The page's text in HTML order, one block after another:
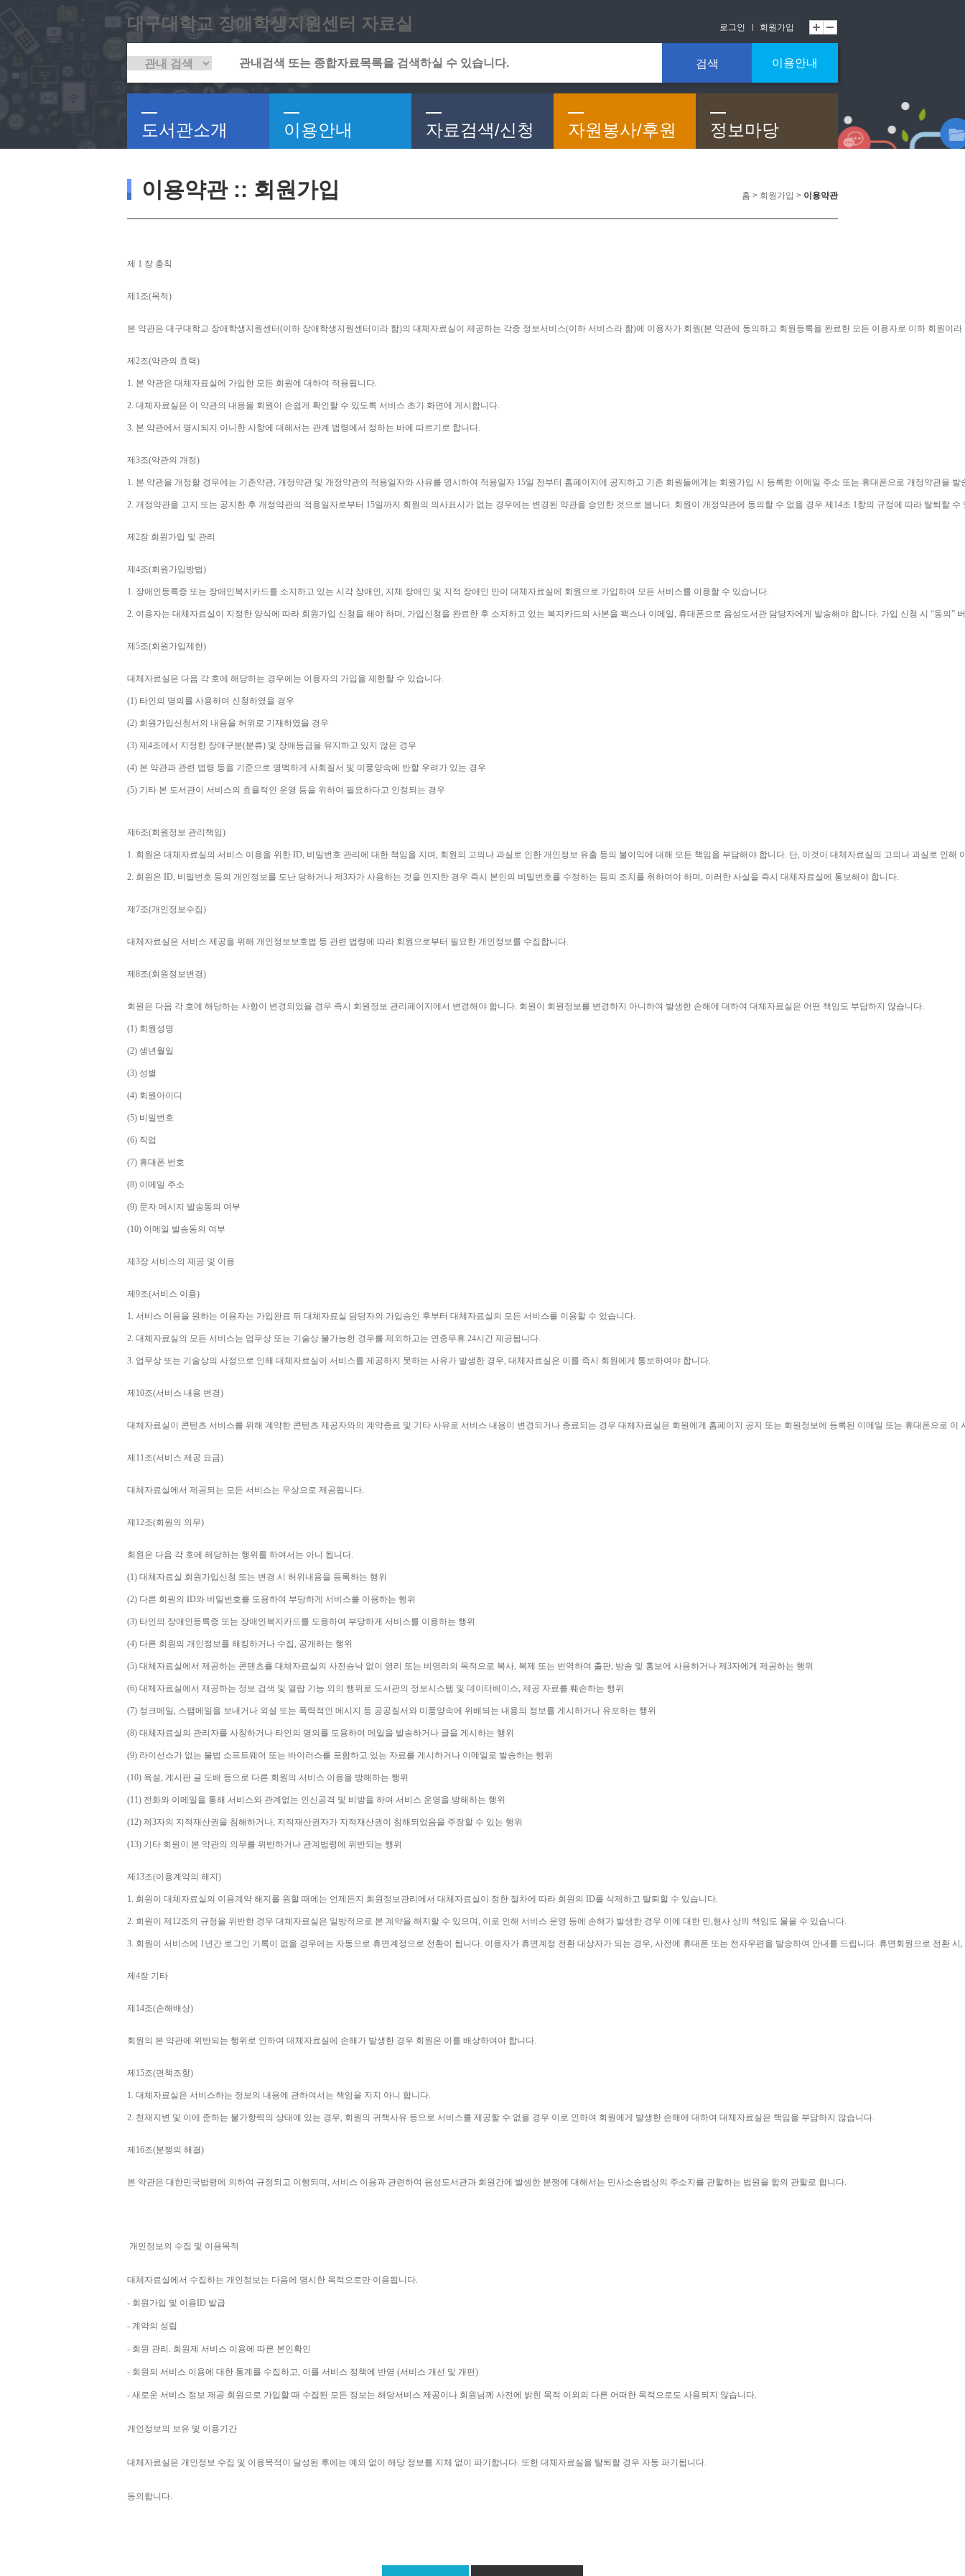
대구대학교 장애학생지원센터 자료실 로그인 회원가입
검색 이용안내
도서관소개 이용안내 자료검색/신청 자원봉사/후원 정보마당
이용약관 :: 회원가입 홈 > 회원가입 > 이용약관
제 1 장 총칙
제 1조(목적)
본 약관은 대구대학교 장애학생지원센터(이하 장애학생지원센터이라 함)의 대체자료실이 제공하는 각종 정보서비스(이하 서비스라 함)에 이용자가 회원(본 약관에 동의하고 회원등록을 완료한 모든 이용자로 이하 회원이라
제 2조(약관의 효력)
1. 본 약관은 대체자료실에 가입한 모든 회원에 대하여 적용됩니다.
2. 대체자료실은 이 약관의 내용을 회원이 손쉽게 확인할 수 있도록 서비스 초기 화면에 게시합니다.
3. 본 약관에서 명시되지 아니한 사항에 대해서는 관계 법령에서 정하는 바에 따르기로 합니다.
제 3조(약관의 개정)
1. 본 약관을 개정할 경우에는 기존약관, 개정약관 및 개정약관의 적용일자와 사유를 명시하여 적용일자 15일 전부터 홈페이지에 공지하고 기존 회원들에게는 회원가입 시 등록한 이메일 주소 또는 휴대폰으로 개정약관을 발
2. 개정약관을 고지 또는 공지한 후 개정약관의 적용일자로부터 15일까지 회원의 의사표시가 없는 경우에는 변경된 약관을 승인한 것으로 봅니다. 회원이 개정약관에 동의할 수 없을 경우 제 14조 1항의 규정에 따라 탈퇴할 수
제 2장 회원가입 및 관리
제 4조(회원가입방법)
1. 장애인등록증 또는 장애인복지카드를 소지하고 있는 시각 장애인, 지체 장애인 및 지적 장애인 만이 대체자료실에 회원으로 가입하여 모든 서비스를 이용할 수 있습니다.
2. 이용자는 대체자료실이 지정한 양식에 따라 회원가입 신청을 해야 하며, 가입신청을 완료한 후 소지하고 있는 복지카드의 사본을 팩스나 이메일 , 휴대폰으로 음성도서관 담당자에게 발송해야 합니다. 가입 신청 시 “동의 ”
제 5조(회원가입제한)
대체자료실은 다음 각 호에 해당하는 경우에는 이용자의 가입을 제한할 수 있습니다.
(1) 타인의 명의를 사용하여 신청하였을 경우
(2) 회원가입신청서의 내용을 허위로 기재하였을 경우
(3) 제 4조에서 지정한 장애구분(분류) 및 장애등급을 유지하고 있지 않은 경우
(4) 본 약관과 관련 법령 등을 기준으로 명백하게 사회질서 및 미풍양속에 반할 우려가 있는 경우
(5) 기타 본 도서관이 서비스의 효율적인 운영 등을 위하여 필요하다고 인정되는 경우
제 6조(회원정보 관리책임)
1. 회원은 대체자료실의 서비스 이용을 위한 ID, 비밀번호 관리에 대한 책임을 지며, 회원의 고의나 과실로 인한 개인정보 유출 등의 불이익에 대해 모든 책임을 부담해야 합니다. 단, 이것이 대체자료실의 고의나 과실로 인해
2. 회원은 ID, 비밀번호 등의 개인정보를 도난 당하거나 제 3자가 사용하는 것을 인지한 경우 즉시 본인의 비밀번호를 수정하는 등의 조치를 취하여야 하며, 이러한 사실을 즉시 대체자료실에 통보해야 합니다.
제 7조(개인정보수집)
대체자료실은 서비스 제공을 위해 개인정보보호법 등 관련 법령에 따라 회원으로부터 필요한 개인정보를 수집합니다.
제 8조(회원정보변경)
회원은 다음 각 호에 해당하는 사항이 변경되었을 경우 즉시 회원정보 관리페이지에서 변경해야 합니다. 회원이 회원정보를 변경하지 아니하여 발생한 손해에 대하여 대체자료실은 어떤 책임도 부담하지 않습니다.
(1) 회원성명
(2) 생년월일
(3) 성별
(4) 회원아이디
(5) 비밀번호
(6) 직업
(7) 휴대폰 번호
(8) 이메일 주소
(9) 문자 메시지 발송동의 여부
(10) 이메일 발송동의 여부
제 3장 서비스의 제공 및 이용
제 9조(서비스 이용)
1. 서비스 이용을 원하는 이용자는 가입완료 뒤 대체자료실 담당자의 가입승인 후부터 대체자료실의 모든 서비스를 이용할 수 있습니다.
2. 대체자료실의 모든 서비스는 업무상 또는 기술상 불가능한 경우를 제외하고는 연중무휴 24시간 제공됩니다.
3. 업무상 또는 기술상의 사정으로 인해 대체자료실이 서비스를 제공하지 못하는 사유가 발생한 경우, 대체자료실은 이를 즉시 회원에게 통보하여야 합니다.
제 10조(서비스 내용 변경)
대체자료실이 콘텐츠 서비스를 위해 계약한 콘텐츠 제공자와의 계약종료 및 기타 사유로 서비스 내용이 변경되거나 종료되는 경우 대체자료실은 회원에게 홈페이지 공지 또는 회원정보에 등록된 이메일 또는 휴대폰으로 이
제 11조(서비스 제공 요금)
대체자료실에서 제공되는 모든 서비스는 무상으로 제공됩니다.
제 12조(회원의 의무)
회원은 다음 각 호에 해당하는 행위를 하여서는 아니 됩니다.
(1) 대체자료실 회원가입신청 또는 변경 시 허위내용을 등록하는 행위
(2) 다른 회원의 ID와 비밀번호를 도용하여 부당하게 서비스를 이용하는 행위
(3) 타인의 장애인등록증 또는 장애인복지카드를 도용하여 부당하게 서비스를 이용하는 행위
(4) 다른 회원의 개인정보를 해킹하거나 수집, 공개하는 행위
(5) 대체자료실에서 제공하는 콘텐츠를 대체자료실의 사전승낙 없이 영리 또는 비영리의 목적으로 복사, 복제 또는 번역하여 출판, 방송 및 홍보에 사용하거나 제 3자에게 제공하는 행위
(6) 대체자료실에서 제공하는 정보 검색 및 열람 기능 외의 행위로 도서관의 정보시스템 및 데이터베이스, 제공 자료를 훼손하는 행위
(7) 정크메일 , 스팸메일을 보내거나 외설 또는 폭력적인 메시지 등 공공질서와 미풍양속에 위배되는 내용의 정보를 게시하거나 유포하는 행위
(8) 대체자료실의 관리자를 사칭하거나 타인의 명의를 도용하여 메일을 발송하거나 글을 게시하는 행위
(9) 라이선스가 없는 불법 소프트웨어 또는 바이러스를 포함하고 있는 자료를 게시하거나 이메일로 발송하는 행위
(10) 욕설, 게시판 글 도배 등으로 다른 회원의 서비스 이용을 방해하는 행위
(11) 전화와 이메일을 통해 서비스와 관계없는 인신공격 및 비방을 하여 서비스 운영을 방해하는 행위
(12) 제 3자의 지적재산권을 침해하거나, 지적재산권자가 지적재산권이 침해되었음을 주장할 수 있는 행위
(13) 기타 회원이 본 약관의 의무를 위반하거나 관계법령에 위반되는 행위
제 13조(이용계약의 해지 )
1. 회원이 대체자료실의 이용계약 해지를 원할 때에는 언제든지 회원정보관리에서 대체자료실이 정한 절차에 따라 회원의 ID를 삭제하고 탈퇴할 수 있습니다.
2. 회원이 제 12조의 규정을 위반한 경우 대체자료실은 일방적으로 본 계약을 해지할 수 있으며, 이로 인해 서비스 운영 등에 손해가 발생한 경우 이에 대한 민,형사 상의 책임도 물을 수 있습니다.
3. 회원이 서비스에 1년간 로그인 기록이 없을 경우에는 자동으로 휴면계정으로 전환이 됩니다. 이용자가 휴면계정 전환 대상자가 되는 경우, 사전에 휴대폰 또는 전자우편을 발송하여 안내를 드립니다. 휴면회원으로 전환 시 ,
제 4장 기타
제 14조(손해배상)
회원의 본 약관에 위반되는 행위로 인하여 대체자료실에 손해가 발생한 경우 회원은 이를 배상하여야 합니다.
제 15조(면책조항)
1. 대체자료실은 서비스하는 정보의 내용에 관하여서는 책임을 지지 아니 합니다.
2. 천재지변 및 이에 준하는 불가항력의 상태에 있는 경우, 회원의 귀책사유 등으로 서비스를 제공할 수 없을 경우 이로 인하여 회원에게 발생한 손해에 대하여 대체자료실은 책임을 부담하지 않습니다.
제 16조(분쟁의 해결)
본 약관은 대한민국법령에 의하여 규정되고 이행되며, 서비스 이용과 관련하여 음성도서관과 회원간에 발생한 분쟁에 대해서는 민사소송법상의 주소지를 관할하는 법원을 합의 관할로 합니다.
개인정보의 수집 및 이용목적
대체자료실에서 수집하는 개인정보는 다음에 명시한 목적으로만 이용됩니다.
- 회원가입 및 이용ID 발급
- 계약의 성립
- 회원 관리 . 회원제 서비스 이용에 따른 본인확인
- 회원의 서비스 이용에 대한 통계를 수집하고, 이를 서비스 정책에 반영 (서비스 개선 및 개편)
- 새로운 서비스 정보 제공 회원으로 가입할 때 수집된 모든 정보는 해당서비스 제공이나 회원님께 사전에 밝힌 목적 이외의 다른 어떠한 목적으로도 사용되지 않습니다.
개인정보의 보유 및 이용기간
대체자료실은 개인정보 수집 및 이용목적이 달성된 후에는 예외 없이 해당 정보를 지체 없이 파기합니다. 또한 대체자료실을 탈퇴할 경우 자동 파기됩니다.
동의합니다.